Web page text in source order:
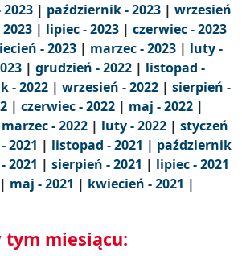
| październik - 2023 | wrzesień
| lipiec - 2023 | czerwiec - 2023
- 2023 | marzec - 2023 | luty -
| grudzień - 2022 | listopad -
- 2022 | wrzesień - 2022 | sierpień -
| czerwiec - 2022 | maj - 2022 |
marzec - 2022 | luty - 2022 | styczeń
2021 | listopad - 2021 | październik
2021 | sierpień - 2021 | lipiec - 2021
| maj - 2021 | kwiecień - 2021 |
tym miesiącu: